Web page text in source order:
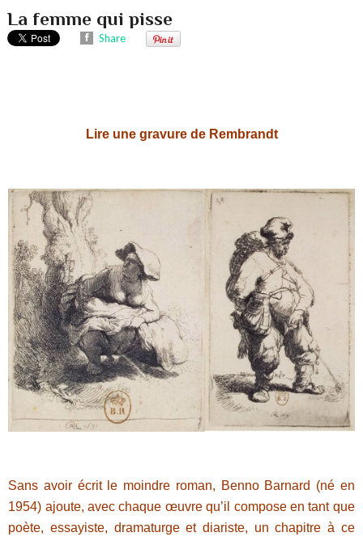
La femme qui pisse
Share
Lire une gravure de Rembrandt
Sans avoir écrit le moindre roman, Benno Barnard (né en
1954) ajoute, avec chaque œuvre qu’il compose en tant que
poète, essayiste, dramaturge et diariste, un chapitre à ce